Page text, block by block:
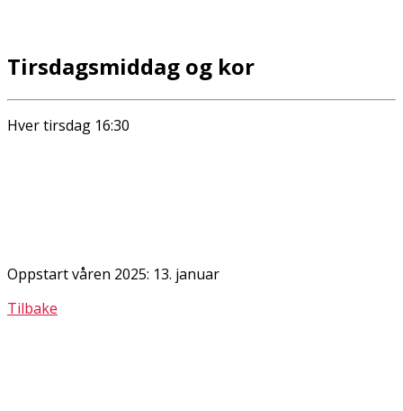
Tirsdagsmiddag og kor
Hver tirsdag 16:30
Oppstart våren 2025: 13. januar
Tilbake